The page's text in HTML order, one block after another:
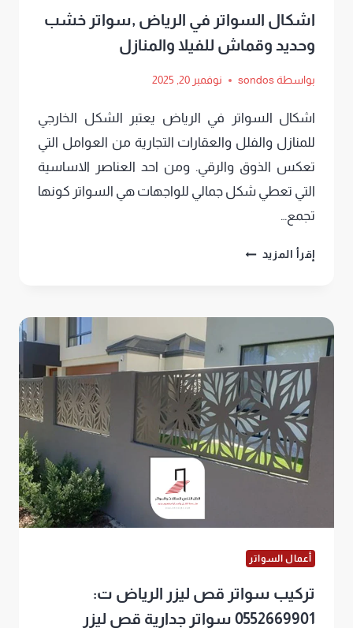
اشكال السواتر في الرياض ,سواتر خشب
وحديد وقماش للفيلا والمنازل
بواسطة sondos نوفمبر 20, 2025
اشكال السواتر في الرياض يعتبر الشكل الخارجي
للمنازل والفلل والعقارات التجارية من العوامل التي
تعكس الذوق والرقي. ومن احد العناصر الاساسية
التي تعطي شكل جمالي للواجهات هي السواتر كونها
تجمع…
إقرأ المزيد اشكال
,سواتر
خشب
وحديد
وقماش
للفيلا
والمنازل
أعمال السواتر
تركيب سواتر قص ليزر الرياض ت:
0552669901 سواتر جدارية قص ليزر